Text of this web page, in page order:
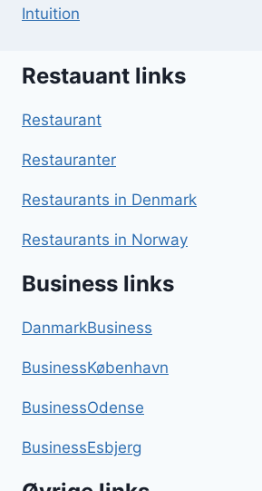
Intuition
Restauant links
Restaurant
Restauranter
Restaurants in Denmark
Restaurants in Norway
Business links
DanmarkBusiness
BusinessKøbenhavn
BusinessOdense
BusinessEsbjerg